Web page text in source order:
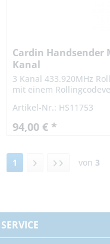
Cardin Handsender
Kanal
3 Kanal 433.920MHz
mit einem
nach...
Artikel-Nr.: HS11753
94,00 € *
1 von 3
SERVICE